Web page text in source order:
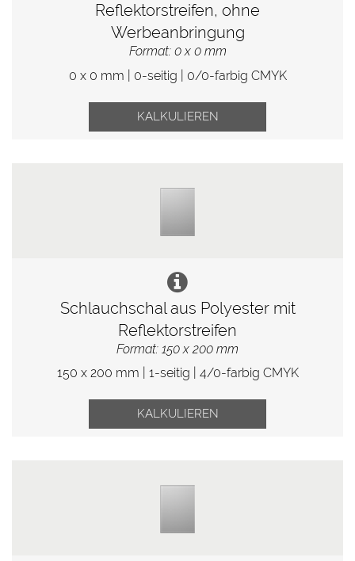
Reflektorstreifen, ohne
Werbeanbringung
Format: 0 x 0 mm
0 x 0 mm | 0-seitig | 0/0-farbig CMYK
KALKULIEREN
Schlauchschal aus Polyester mit
Reflektorstreifen
Format: 150 x 200 mm
150 x 200 mm | 1-seitig | 4/0-farbig CMYK
KALKULIEREN